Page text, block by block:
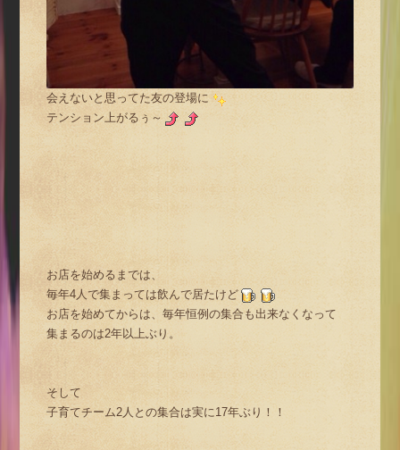
会えないと思ってた友の登場に
テンション上がるぅ～
お店を始めるまでは、
毎年4人で集まっては飲んで居たけど
お店を始めてからは、毎年恒例の集合も出来なくなって
集まるのは2年以上ぶり。
そして
子育てチーム2人との集合は実に17年ぶり！！